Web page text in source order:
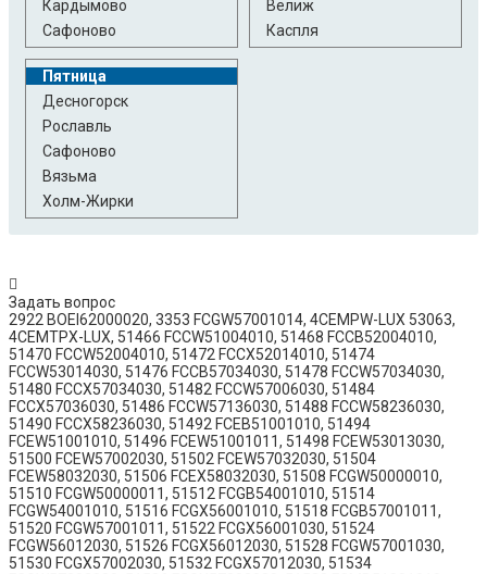
Кардымово
Сафоново
Велиж
Каспля
Пятница
Десногорск
Рославль
Сафоново
Вязьма
Холм-Жирки
Задать вопрос
2922 BOEI62000020, 3353 FCGW57001014, 4CEMPW-LUX 53063,
4CEMTPX-LUX, 51466 FCCW51004010, 51468 FCCB52004010,
51470 FCCW52004010, 51472 FCCX52014010, 51474
FCCW53014030, 51476 FCCB57034030, 51478 FCCW57034030,
51480 FCCX57034030, 51482 FCCW57006030, 51484
FCCX57036030, 51486 FCCW57136030, 51488 FCCW58236030,
51490 FCCX58236030, 51492 FCEB51001010, 51494
FCEW51001010, 51496 FCEW51001011, 51498 FCEW53013030,
51500 FCEW57002030, 51502 FCEW57032030, 51504
FCEW58032030, 51506 FCEX58032030, 51508 FCGW50000010,
51510 FCGW50000011, 51512 FCGB54001010, 51514
FCGW54001010, 51516 FCGX56001010, 51518 FCGB57001011,
51520 FCGW57001011, 51522 FCGX56001030, 51524
FCGW56012030, 51526 FCGX56012030, 51528 FCGW57001030,
51530 FCGX57002030, 51532 FCGX57012030, 51534